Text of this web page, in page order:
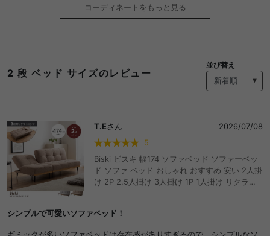
コーディネートをもっと見る
2 段 ベッド サイズのレビュー
並び替え
T.Eさん
2026/07/08
5
Biski ビスキ 幅174 ソファベッド ソファーベッ
ド ソファ ベッド おしゃれ おすすめ 安い 2人掛
け 2P 2.5人掛け 3人掛け 1P 1人掛け リクライ
ー 黒脚 組立簡単
シンプルで可愛いソファベッド！
ギミックが多いソファベッドは存在感がありすぎるので、シンプルなソ